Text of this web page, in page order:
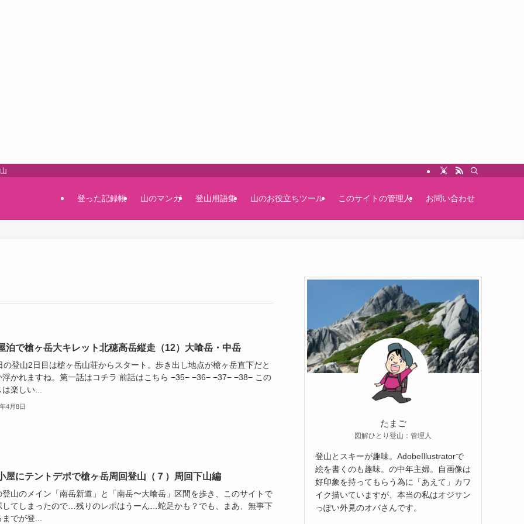
登った記録帳 山のマンガ 登山用語集 山のお役立ちツール このサイトの管理人 お問い合わせ
泊で槍ヶ岳大キレット北穂高岳縦走（12）大喰岳・中岳
の登山2日目は槍ヶ岳山荘からスタート。歩き出し地点が槍ヶ岳直下だと
浮かれますね。第一話はコチラ 前話はこちら −35− −36− −37− −38− この
楽しい...
4月8日
屋にテントデポで槍ヶ岳周回登山（７）周回下山編
登山のメイン「南岳新道」と「南岳〜大喰岳」区間を歩き、このサイトで
してしまったので…残りのレポはうーん…蛇足かも？でも、まあ、無事下
でが登...
たまご
図解ひとり登山：管理人
登山とスキーが趣味。AdobeIllustratorで
絵を書くのも趣味。の中年主婦。自画像は
好印象を持ってもらう為に「あえて」カワ
イク描いていますが、本当の私はオジサン
っぽい外見のオバさんです。